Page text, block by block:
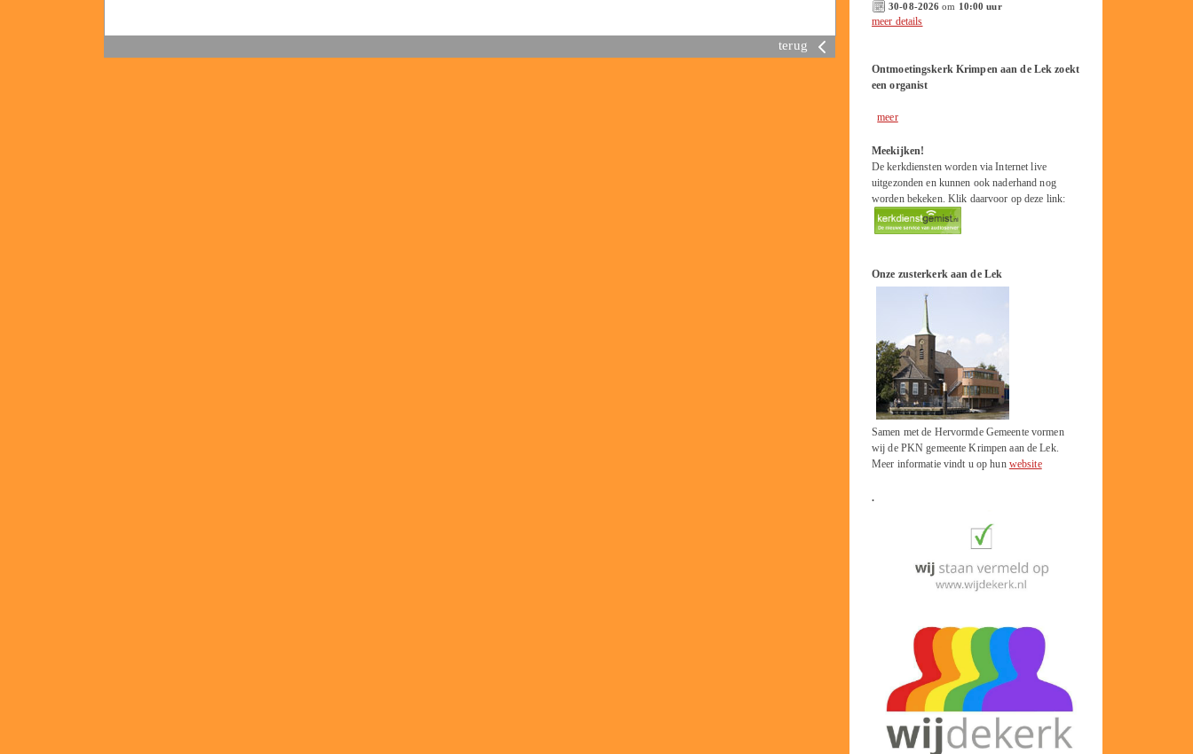
terug
30-08-2026 om 10:00 uur
meer details
Ontmoetingskerk Krimpen aan de Lek zoekt
een organist
meer
Meekijken!
De kerkdiensten worden via Internet live
uitgezonden en kunnen ook naderhand nog
worden bekeken. Klik daarvoor op deze link:
Onze zusterkerk aan de Lek
Samen met de Hervormde Gemeente vormen
wij de PKN gemeente Krimpen aan de Lek.
Meer informatie vindt u op hun website
.